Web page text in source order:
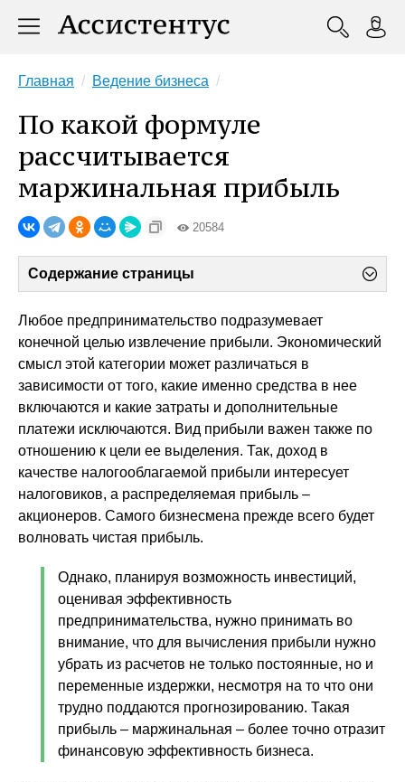
Главная Ведение бизнеса
По какой формуле
рассчитывается
маржинальная прибыль
20584
Содержание страницы
Любое предпринимательство подразумевает
конечной целью извлечение прибыли. Экономический
смысл этой категории может различаться в
зависимости от того, какие именно средства в нее
включаются и какие затраты и дополнительные
платежи исключаются. Вид прибыли важен также по
отношению к цели ее выделения. Так, доход в
качестве налогооблагаемой прибыли интересует
налоговиков, а распределяемая прибыль –
акционеров. Самого бизнесмена прежде всего будет
волновать чистая прибыль.
Однако, планируя возможность инвестиций,
оценивая эффективность
предпринимательства, нужно принимать во
внимание, что для вычисления прибыли нужно
убрать из расчетов не только постоянные, но и
переменные издержки, несмотря на то что они
трудно поддаются прогнозированию. Такая
прибыль – маржинальная – более точно отразит
финансовую эффективность бизнеса.